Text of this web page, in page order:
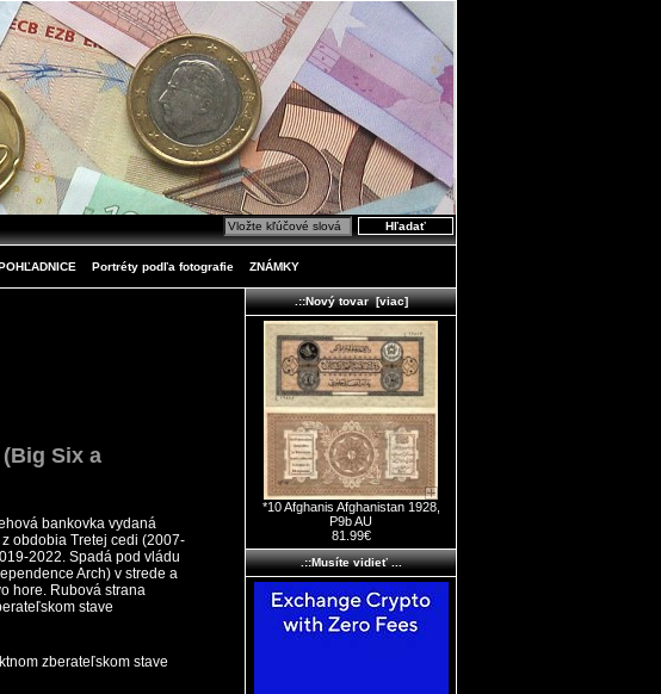
Portréty podľa fotografie ZNÁMKY
(Big Six a
bankovka vydaná
obdobia Tretej cedi (2007-
2022. Spadá pod vládu
Arch) v strede a
hore. Rubová strana
stave
.::Nový tovar [viac]
*10 Afghanis Afghanistan 1928,
P9b AU
81.99€
.::Musíte vidieť ...